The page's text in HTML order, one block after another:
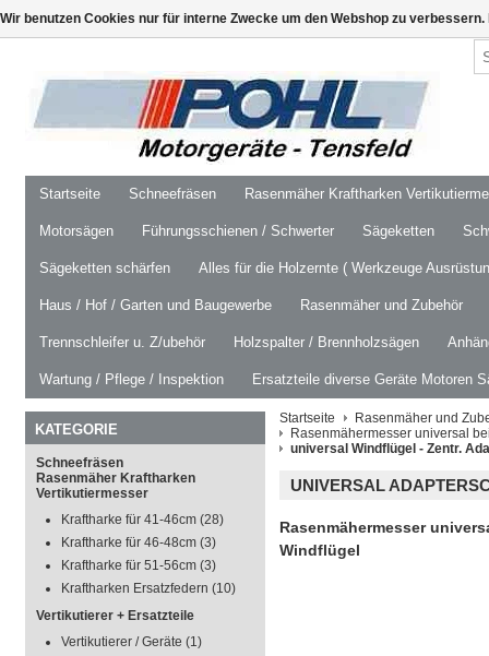
Startseite Schneefräsen Rasenmäher Kraftharken
Motorsägen Führungsschienen / Schwerter Sägeketten
Sägeketten schärfen Alles für die Holzernte ( Werkzeuge
Haus / Hof / Garten und Baugewerbe Rasenmäher und Zubehör
Trennschleifer u. Z/ubehör Holzspalter / Brennholzsägen
Wartung / Pflege / Inspektion Ersatzteile diverse Geräte Motoren
KATEGORIE
Schneefräsen
Rasenmäher Kraftharken
Vertikutiermesser
Kraftharke für 41-46cm (28)
Kraftharke für 46-48cm (3)
Kraftharke für 51-56cm (3)
Kraftharken Ersatzfedern (10)
Vertikutierer + Ersatzteile
Vertikutierer / Geräte (1)
Startseite
Rasenmäher und
Rasenmähermesser universal
universal Windflügel - Zentr.
UNIVERSAL
Rasenmähermesser
Windflügel
Wir benutzen Cookies nur für interne Zwecke um den Webshop zu